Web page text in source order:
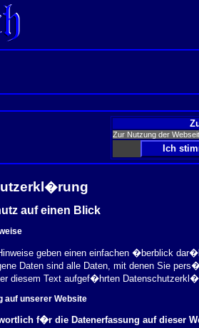
Zur Nutzung der
auf einen Blick
geben einen einfachen �berblick
Daten sind alle Daten, mit denen Sie
diesem Text aufgef�hrten
auf unserer Website
f�r die Datenerfassung auf dieser